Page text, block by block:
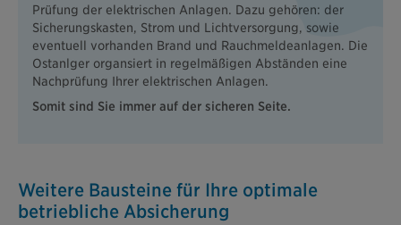
Prüfung der elektrischen Anlagen. Dazu gehören: der
Sicherungskasten, Strom und Lichtversorgung, sowie
eventuell vorhanden Brand und Rauchmeldeanlagen. Die
Ostanlger organsiert in regelmäßigen Abständen eine
Nachprüfung Ihrer elektrischen Anlagen.
Somit sind Sie immer auf der sicheren Seite.
Weitere Bausteine für Ihre optimale
betriebliche Absicherung